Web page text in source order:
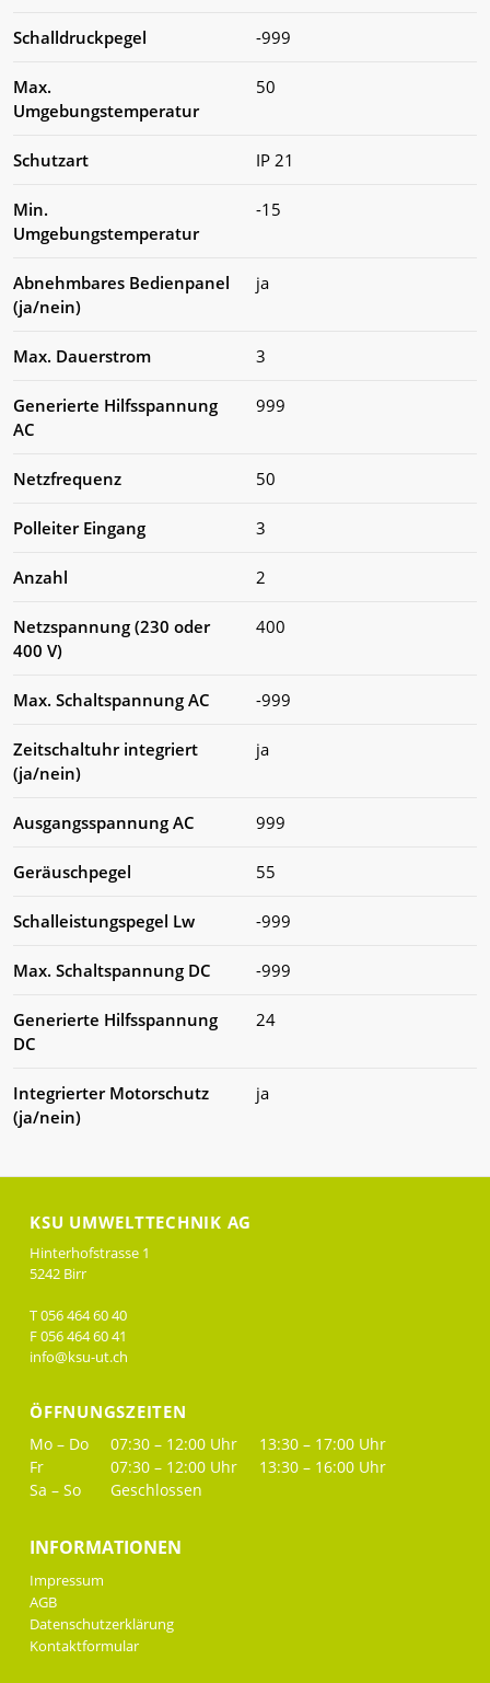
Schalldruckpegel -999
Max.
Umgebungstemperatur
50
Schutzart IP 21
Min.
Umgebungstemperatur
-15
Abnehmbares Bedienpanel
(ja/nein)
ja
Max. Dauerstrom 3
Generierte Hilfsspannung
AC
999
Netzfrequenz 50
Polleiter Eingang 3
Anzahl 2
Netzspannung (230 oder
400 V)
400
Max. Schaltspannung AC -999
Zeitschaltuhr integriert
(ja/nein)
ja
Ausgangsspannung AC 999
Geräuschpegel 55
Schalleistungspegel Lw -999
Max. Schaltspannung DC -999
Generierte Hilfsspannung
DC
24
Integrierter Motorschutz
(ja/nein)
ja
KSU UMWELTTECHNIK AG
Hinterhofstrasse 1
5242 Birr
T 056 464 60 40
F 056 464 60 41
info@ksu-ut.ch
ÖFFNUNGSZEITEN
Mo – Do 07:30 – 12:00 Uhr
13:30 – 17:00 Uhr
Fr
07:30 – 12:00 Uhr
13:30 – 16:00 Uhr
Sa – So
Geschlossen
INFORMATIONEN
Impressum
AGB
Datenschutzerklärung
Kontaktformular